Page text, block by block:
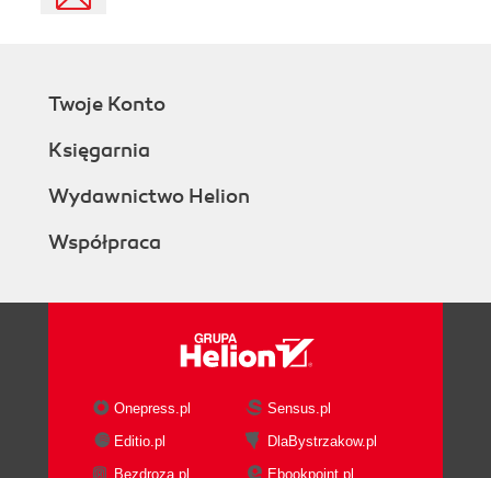
Twoje Konto
Księgarnia
Wydawnictwo Helion
Współpraca
Onepress.pl
Sensus.pl
Editio.pl
DlaBystrzakow.pl
Bezdroza.pl
Ebookpoint.pl